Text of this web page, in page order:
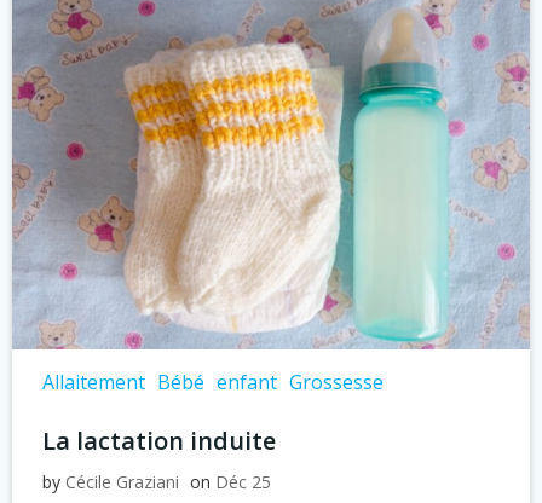
Allaitement Bébé enfant Grossesse
La lactation induite
by Cécile Graziani on Déc 25